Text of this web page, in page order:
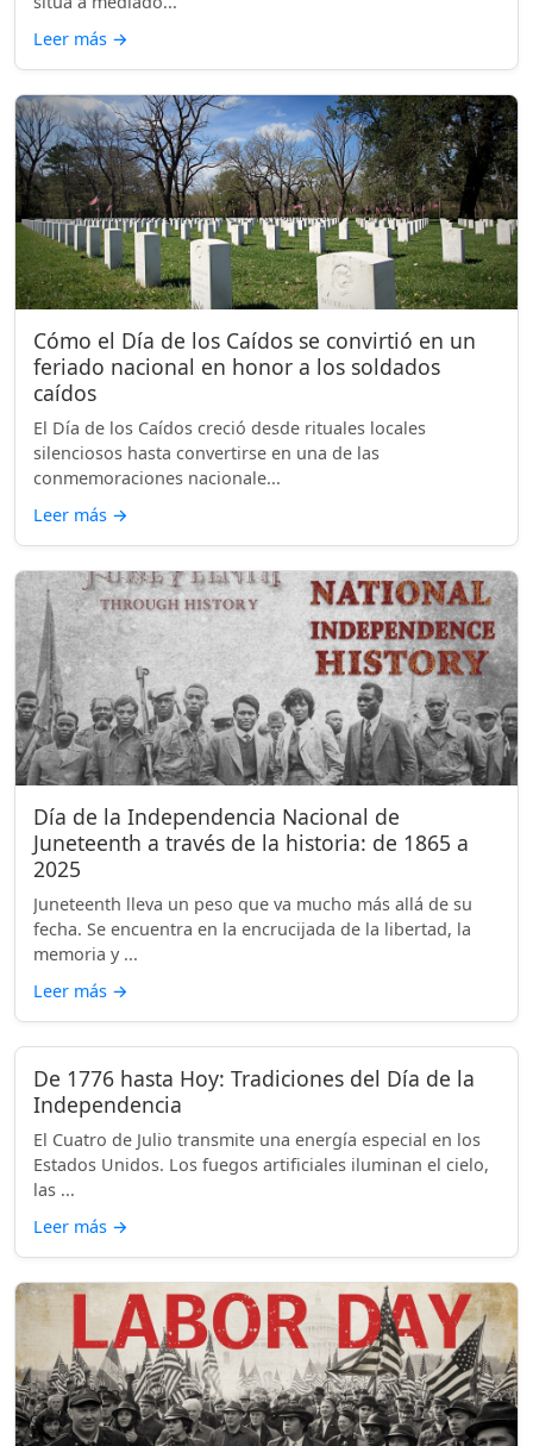
Leer más →
Cómo el Día de los Caídos se convirtió en un
feriado nacional en honor a los soldados
caídos
El Día de los Caídos creció desde rituales locales
silenciosos hasta convertirse en una de las
conmemoraciones nacionale...
Leer más →
Día de la Independencia Nacional de
Juneteenth a través de la historia: de 1865 a
2025
Juneteenth lleva un peso que va mucho más allá de su
fecha. Se encuentra en la encrucijada de la libertad, la
memoria y ...
Leer más →
De 1776 hasta Hoy: Tradiciones del Día de la
Independencia
El Cuatro de Julio transmite una energía especial en los
Estados Unidos. Los fuegos artificiales iluminan el cielo,
las ...
Leer más →